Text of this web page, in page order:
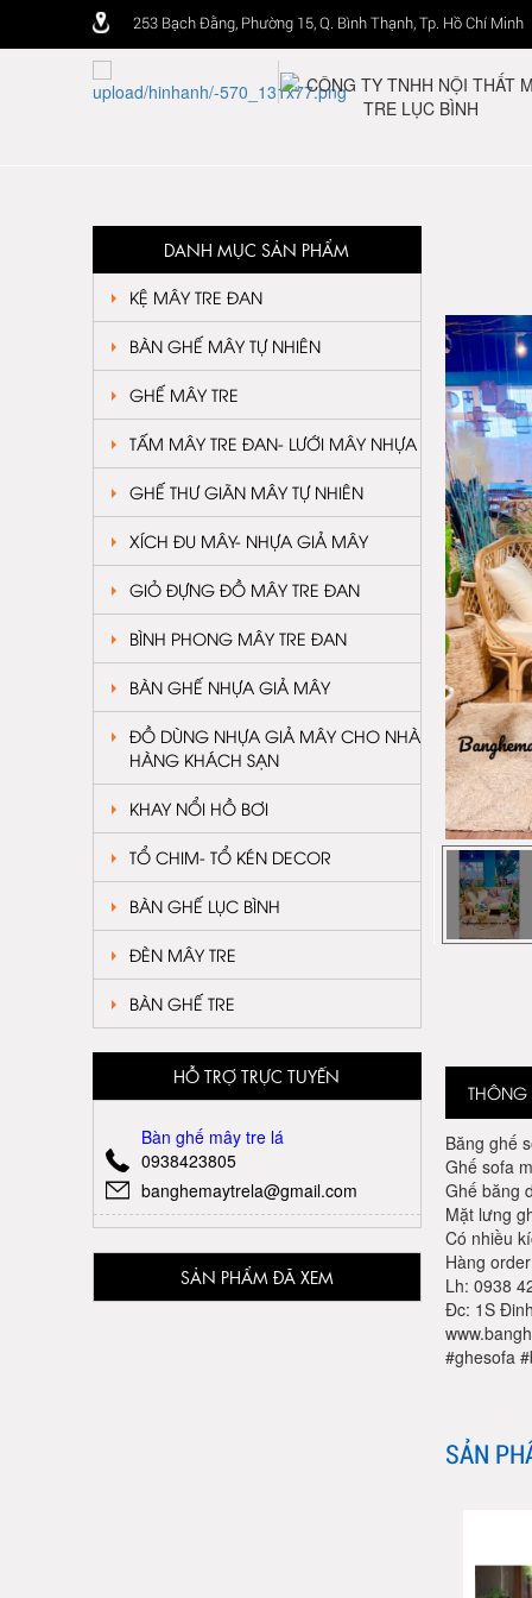
253 Bạch Đằng, Phường 15, Q. Bình Thạnh, Tp. Hồ Chí Minh
DANH MỤC SẢN PHẨM
KỆ MÂY TRE ĐAN
BÀN GHẾ MÂY TỰ NHIÊN
GHẾ MÂY TRE
TẤM MÂY TRE ĐAN- LƯỚI MÂY NHỰA
GHẾ THƯ GIÃN MÂY TỰ NHIÊN
XÍCH ĐU MÂY- NHỰA GIẢ MÂY
GIỎ ĐỰNG ĐỒ MÂY TRE ĐAN
BÌNH PHONG MÂY TRE ĐAN
BÀN GHẾ NHỰA GIẢ MÂY
ĐỒ DÙNG NHỰA GIẢ MÂY CHO NHÀ
HÀNG KHÁCH SẠN
KHAY NỔI HỒ BƠI
TỔ CHIM- TỔ KÉN DECOR
BÀN GHẾ LỤC BÌNH
ĐÈN MÂY TRE
BÀN GHẾ TRE
HỖ TRỢ TRỰC TUYẾN
Bàn ghế mây tre lá
0938423805
banghemaytrela@gmail.com
SẢN PHẨM ĐÃ XEM
THÔNG
Băng ghế
Ghế sofa
Ghế băng
Mặt lưng
Có nhiều
Hàng
Lh: 0938
Đc: 1S
#ghesofa
SẢN